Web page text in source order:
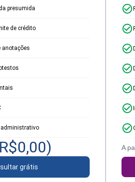
presumida
de crédito
anotações
0,00)
grátis
A